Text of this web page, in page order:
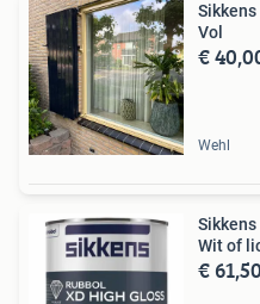
Sikkens
Vol
€
Wehl
Sikkens
Wit of
€ 61,50